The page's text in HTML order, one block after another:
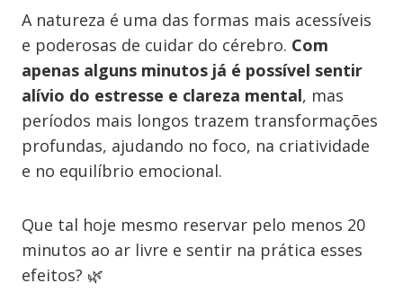
A natureza é uma das formas mais acessíveis
e poderosas de cuidar do cérebro. Com
apenas alguns minutos já é possível sentir
alívio do estresse e clareza mental, mas
períodos mais longos trazem transformações
profundas, ajudando no foco, na criatividade
e no equilíbrio emocional.
Que tal hoje mesmo reservar pelo menos 20
minutos ao ar livre e sentir na prática esses
efeitos? 🌿